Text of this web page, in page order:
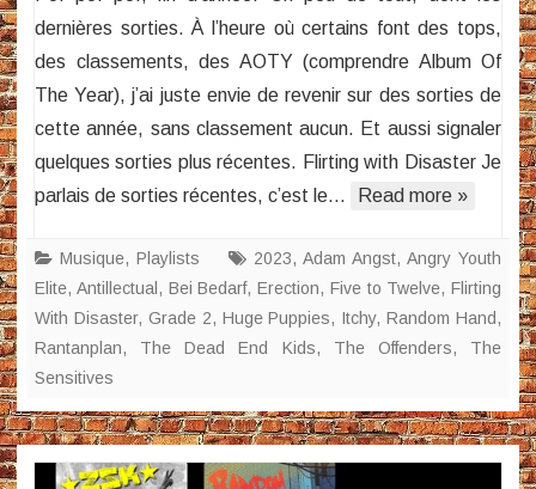
sorties
et
retour
sur
2023
(12)
dernières sorties. À l’heure où certains font des tops,
des classements, des AOTY (comprendre Album Of
The Year), j’ai juste envie de revenir sur des sorties de
cette année, sans classement aucun. Et aussi signaler
quelques sorties plus récentes. Flirting with Disaster Je
parlais de sorties récentes, c’est le…
Read more »
Musique, Playlists 2023, Adam Angst, Angry Youth
Elite, Antillectual, Bei Bedarf, Erection, Five to Twelve, Flirting
With Disaster, Grade 2, Huge Puppies, Itchy,Random Hand,
Rantanplan, The Dead End Kids, The Offenders, The
Sensitives